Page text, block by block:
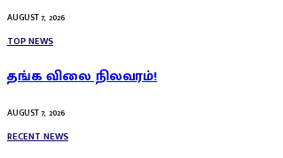
AUGUST 7, 2026
TOP NEWS
தங்க விலை நிலவரம்!
AUGUST 7, 2026
RECENT NEWS